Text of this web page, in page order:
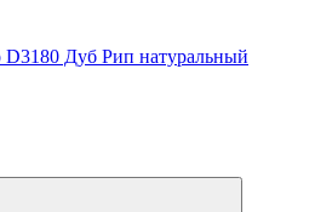
Дуб Рип натуральный